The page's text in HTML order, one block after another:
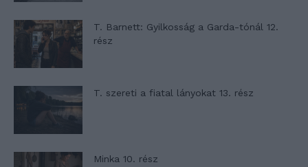
T. Barnett: Gyilkosság a Garda-tónál 12.
rész
T. szereti a fiatal lányokat 13. rész
Minka 10. rész